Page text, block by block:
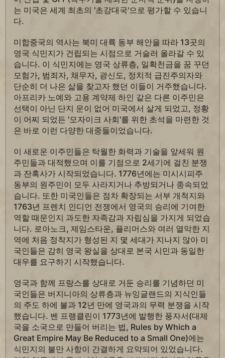
는 미국은 세계 최초의 '초강대국'으로 평가할 수 있습니
다.
미합중국의 역사는 북미 대륙 동부 해안을 따라 13곳의
영국 식민지가 건립되는 시점으로 거슬러 올라갈 수 있
습니다. 이 식민지에는 영국 상류층, 일확천금을 꿈 꾸던
모험가, 범죄자, 채무자, 광신도, 정치적 급진주의자와
단순히 더 나은 삶을 찾고자 했던 이들이 거주했습니다.
아프리카 노예와 고용 계약제 하인 같은 다른 이주민은
선택이 아닌 단지 운이 없어 미국에서 살게 되었고, 정황
이 어찌 되었든 '모자이크 사회'를 위한 초석을 마련한 것
은 바로 이런 다양한 대중들이었습니다.
이 새로운 이주민들은 탁월한 화력과 기술을 앞세워 원
주민들과 대적했으며 이를 기점으로 2세기에 걸친 분쟁
과 잔혹사가 시작되었습니다. 1776년에는 미시시피주
동부의 원주민이 모두 사라지거나 추방되거나 종속되었
습니다. 또한 미국인들은 점차 확장되는 서부 개척지와
1763년 프렌치 인디언 전쟁에서 영국의 승리에 기여한
역할 때문인지 과도한 자족감과 자립심을 가지게 되었습
니다. 로아노크, 제임스타운, 플리머스와 여러 열악한 지
역에 처음 정착지가 형성된 지 몇 세대가 지나지 않아 미
국인들은 감히 영국 왕실을 상대로 본국 시민과 동일한
대우를 요구하기 시작했습니다.
영국과 함께 프랑스를 상대로 거둔 승리를 기념하던 미
국인들은 버지니아의 상류층과 뉴잉글랜드의 지식인들
의 주도 하에 불과 12년 만에 영국과의 무력 분쟁을 시작
했습니다. 벤 프랭클린이 1773년에 발행한 풍자서(대제
국을 소국으로 만들어 버리는 법, Rules by Which a
Great Empire May Be Reduced to a Small One)에는
식민지의 불만 사항이 간결하게 요약되어 있었습니다.